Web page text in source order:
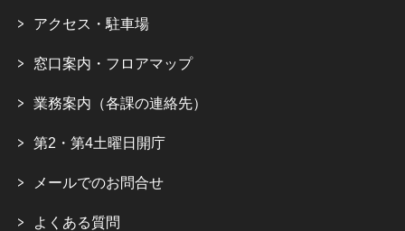
アクセス・駐車場
窓口案内・フロアマップ
業務案内（各課の連絡先）
第2・第4土曜日開庁
メールでのお問合せ
よくある質問